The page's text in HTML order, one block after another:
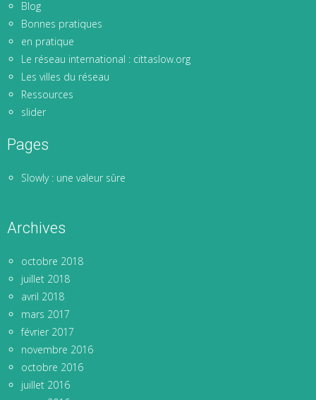
Blog
Bonnes pratiques
en pratique
Le réseau international : cittaslow.org
Les villes du réseau
Ressources
slider
Pages
Slowly : une valeur sûre
Archives
octobre 2018
juillet 2018
avril 2018
mars 2017
février 2017
novembre 2016
octobre 2016
juillet 2016